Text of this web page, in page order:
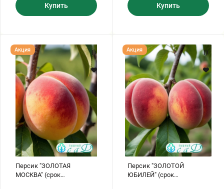
Купить Купить
Персик
"ЗОЛОТАЯ
МОСКВА"
(срок
созревания
август)
Персик "ЗОЛОТАЯ
МОСКВА" (срок
Акция
Персик
"ЗОЛОТОЙ
ЮБИЛЕЙ"
(срок
созревания
август)
Персик "ЗОЛОТОЙ
ЮБИЛЕЙ" (срок
Акция